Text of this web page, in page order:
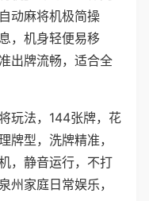
动麻将机极简操
，机身轻便易移
出牌流畅，适合全
玩法，144张牌，花
牌型，洗牌精准，
，静音运行，不打
州家庭日常娱乐，